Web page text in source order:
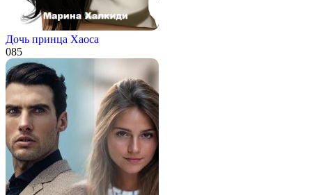
Дочь принца Хаоса
085